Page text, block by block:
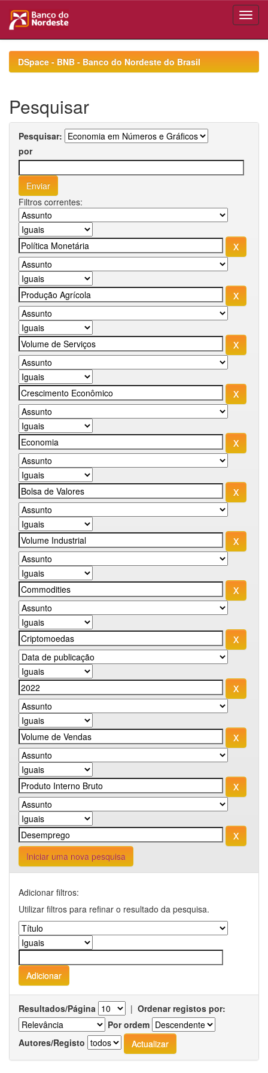
navigationDSpace - BNB - Banco do Nordeste do Brasil
Pesquisar
Pesquisar:
por
Filtros correntes:
Iniciar uma nova pesquisa
Adicionar filtros:
Utilizar filtros para refinar o resultado da pesquisa.
Resultados/Página | Ordenar registos por:
Por ordem
Autores/Registo